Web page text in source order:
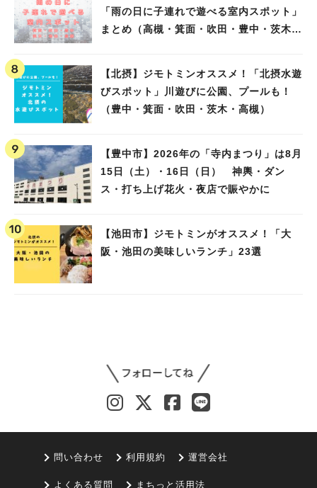
「雨の日に子連れで遊べる室内スポット」
まとめ（高槻・箕面・吹田・豊中・茨木・
【北摂】ジモトミンオススメ！「北摂水遊
びスポット」川遊びに公園、プールも！
（豊中・箕面・吹田・茨木・高槻）
【豊中市】2026年の「寺内まつり」は8月
15日（土）・16日（日） 神輿・ダン
ス・打ち上げ花火・夜店で賑やかに
【池田市】ジモトミンがオススメ！「大
阪・池田の美味しいランチ」23選
問い合わせ 利用規約 運営会社
よくある質問 まちっと活用法